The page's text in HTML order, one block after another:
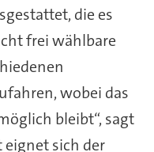
die es
frei wählbare
wobei das
bleibt“, sagt
eignet sich der